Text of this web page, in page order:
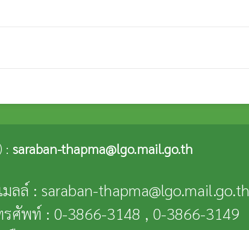
: saraban-thapma@lgo.mail.go.th
มลล์ : saraban-thapma@lgo.mail.go.th
รศัพท์ : 0-3866-3148 , 0-3866-3149